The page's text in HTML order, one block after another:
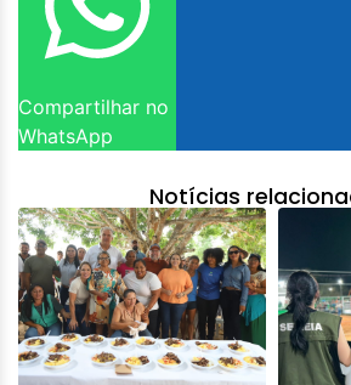
Compartilhar no
WhatsApp
Notícias